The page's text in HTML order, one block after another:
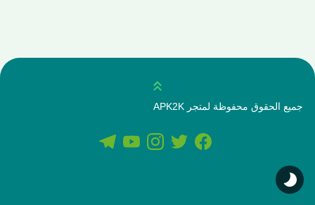
انتقل للاعلى
جميع الحقوق محفوظة لمتجر APK2K